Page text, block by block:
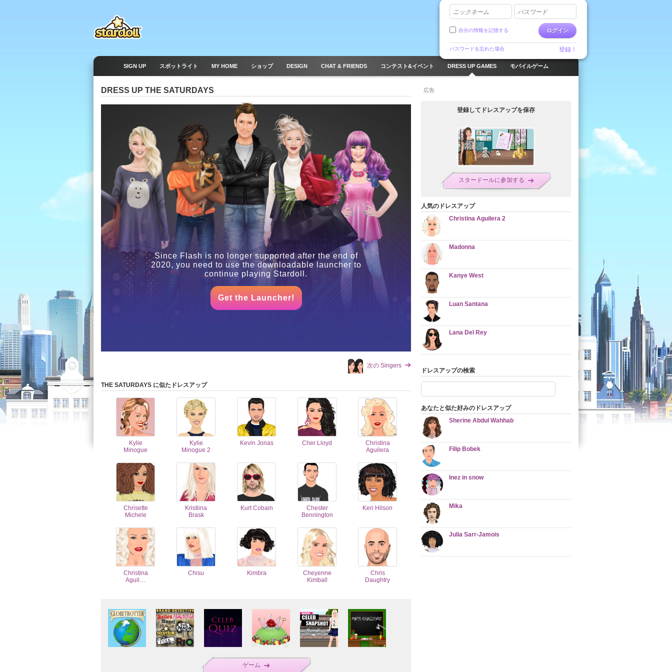
ニックネーム パスワード
ログイン
自分の情報を記憶する
パスワードを忘れた場合 登録！
SIGN UP スポットライト MY HOME ショップ DESIGN CHAT & FRIENDS コンテスト&イベント DRESS UP GAMES モバイルゲーム
DRESS UP THE SATURDAYS
Since Flash is no longer supported after the end of
2020, you need to use the downloadable launcher to
continue playing Stardoll.
Get the Launcher!
次の Singers
THE SATURDAYS に似たドレスアップ
Kylie
Minogue
Kylie
Minogue 2
Kevin Jonas Cher Lloyd
Christina
Aguilera
Chrisette
Michele
Kristiina
Brask
Kurt Cobain
Chester
Bennington
Keri Hilson
Christina
Aguil…
Chisu Kimbra
Cheyenne
Kimball
Chris
Daughtry
ゲーム
広告
登録してドレスアップを保存
スタードールに参加する
人気のドレスアップ
Christina Aguilera 2
Madonna
Kanye West
Luan Santana
Lana Del Rey
ドレスアップの検索
あなたと似た好みのドレスアップ
Sherine Abdul Wahhab
Filip Bobek
Inez in snow
Mika
Julia Sarr-Jamois